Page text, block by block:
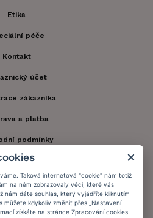
Etika
péče
Kontakt
účet
zákazníka
a platba
podmínky
osobních údajů
memorandum
Taková internetová "cookie" nám totiž
na něm zobrazovaly věci, které vás
nám dáte souhlas, který vyjádříte kliknutím
můžete kdykoliv změnit přes „Nastavení
získáte na stránce Zpracování cookies